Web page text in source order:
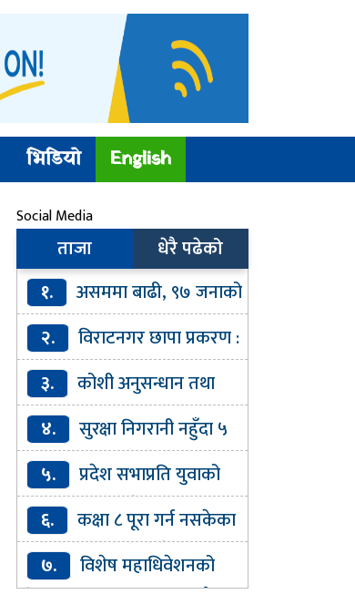
भिडियो English
Social Media
ताजा
धेरै पढेको
१.
असममा बाढी, ९७ जनाको
मृत्यु२.
विराटनगर छापा प्रकरण :
सूचना भेरिफाइमा कमजोरीकाे प्रहरी
हेडक्वार्टरको स्वीकारोक्ति
३.
कोशी अनुसन्धान तथा
प्रशिक्षण प्रतिष्ठानको कार्यकारी
निर्देशकमा अनिता गुरागाईं नियुक्त
४.
सुरक्षा निगरानी नहुँदा ५
सय बढी रोहिङ्ग्या नेपाल छिरे :
प्रहरी५.
प्रदेश सभाप्रति युवाको
बुझाइ : पाठ्यक्रममै कानुनका
आधारभूत विषय समेट्न सुझाव
६.
कक्षा ८ पूरा गर्न नसकेका
१३७ बालबालिकालाई वैकल्पिक
शिक्षा
७.
विशेष महाधिवेशनको
औचित्यमाथि प्रश्न उठाउन मिल्दैन :